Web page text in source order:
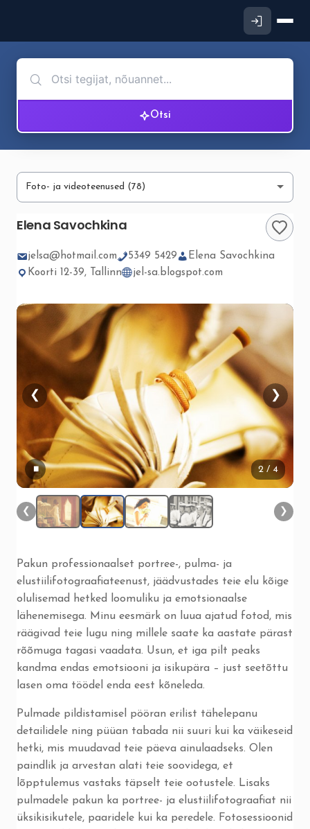
Otsi
Elena Savochkina
jelsa@hotmail.com 5349 5429
Elena Savochkina
Koorti 12-39, Tallinn
jel-sa.blogspot.com
❮ ❯
2 / 4
▮▮
❮ ❯
Pakun professionaalset portree-, pulma- ja
elustiilifotograafiateenust, jäädvustades teie elu kõige
olulisemad hetked loomuliku ja emotsionaalse
lähenemisega. Minu eesmärk on luua ajatud fotod, mis
räägivad teie lugu ning millele saate ka aastate pärast
rõõmuga tagasi vaadata. Usun, et iga pilt peaks
kandma endas emotsiooni ja isikupära – just seetõttu
lasen oma töödel enda eest kõneleda.
Pulmade pildistamisel pööran erilist tähelepanu
detailidele ning püüan tabada nii suuri kui ka väikeseid
hetki, mis muudavad teie päeva ainulaadseks. Olen
paindlik ja arvestan alati teie soovidega, et
lõpptulemus vastaks täpselt teie ootustele. Lisaks
pulmadele pakun ka portree- ja elustiilifotograafiat nii
üksikisikutele, paaridele kui ka peredele. Fotosessioonid